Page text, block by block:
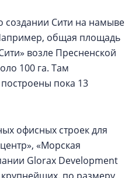
создании Сити на намыве
общая площадь
возле Пресненской
100 га. Там
пока 13
офисных строек для
«Морская
Glorax Development